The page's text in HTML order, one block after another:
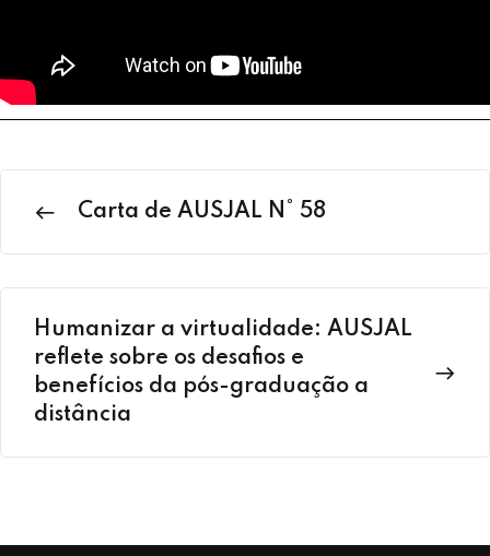
Carta de AUSJAL N° 58
Humanizar a virtualidade: AUSJAL
reflete sobre os desafios e
benefícios da pós-graduação a
distância